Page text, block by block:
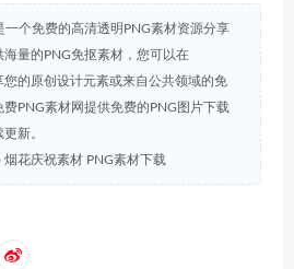
一个免费的高清透明PNG素材资源分享
海量的PNG免抠素材，您可以在
您的原创设计元素或来自公共领域的免
PNG素材网提供免费的PNG图片下载
新。
烟花庆祝素材 PNG素材下载